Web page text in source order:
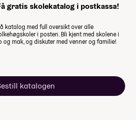
dekke selv
109 840,-
(10 984,- per måned)
må du
gjennom
informasjon får du fra
gratis skolekatalog i postkassa!
katalog med full oversikt over alle
i posten. Bli kjent med skolene i
og mak, og diskuter med venner og familie!
katalogen